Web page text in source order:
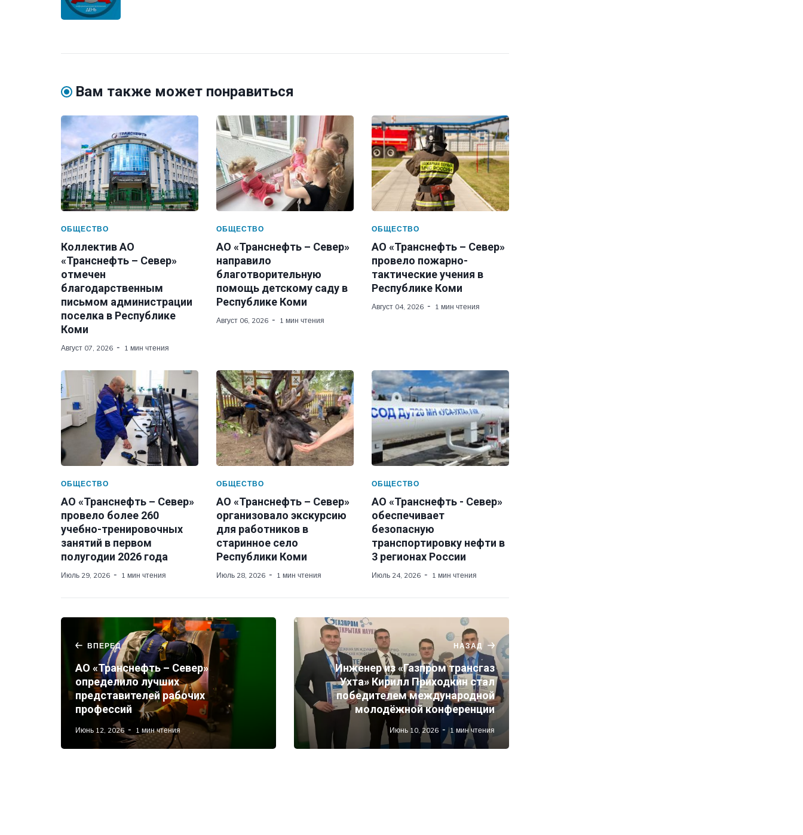
Вам также может понравиться
ОБЩЕСТВО
Коллектив АО
«Транснефть – Север»
отмечен
благодарственным
письмом администрации
поселка в Республике
Коми
Август 07, 2026 1 мин чтения
ОБЩЕСТВО
АО «Транснефть – Север»
направило
благотворительную
помощь детскому саду в
Республике Коми
Август 06, 2026 1 мин чтения
ОБЩЕСТВО
АО «Транснефть – Север»
провело пожарно-
тактические учения в
Республике Коми
Август 04, 2026 1 мин чтения
ОБЩЕСТВО
АО «Транснефть – Север»
провело более 260
учебно-тренировочных
занятий в первом
полугодии 2026 года
Июль 29, 2026 1 мин чтения
ОБЩЕСТВО
АО «Транснефть – Север»
организовало экскурсию
для работников в
старинное село
Республики Коми
Июль 28, 2026 1 мин чтения
ОБЩЕСТВО
АО «Транснефть - Север»
обеспечивает
безопасную
транспортировку нефти в
3 регионах России
Июль 24, 2026 1 мин чтения
ВПЕРЕД
АО «Транснефть – Север»
определило лучших
представителей рабочих
профессий
Июнь 12, 2026 1 мин чтения
НАЗАД
Инженер из «Газпром трансгаз
Ухта» Кирилл Приходкин стал
победителем международной
молодёжной конференции
Июнь 10, 2026 1 мин чтения